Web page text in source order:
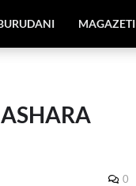
MAGAZETI
0